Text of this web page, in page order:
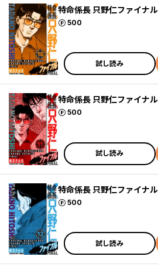
特命係長 只野仁ファイ
500
ポイント
試し読み
特命係長 只野仁ファイ
500
ポイント
試し読み
特命係長 只野仁ファイ
500
ポイント
試し読み